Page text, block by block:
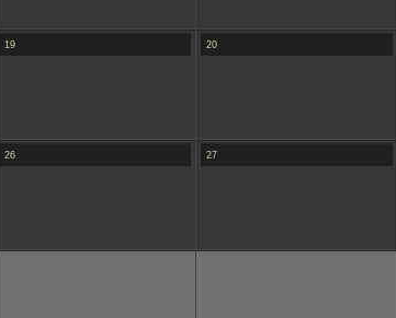
19 20
26 27